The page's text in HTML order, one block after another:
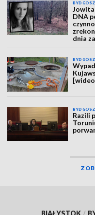
Jowita
DNA
dnia
Razili